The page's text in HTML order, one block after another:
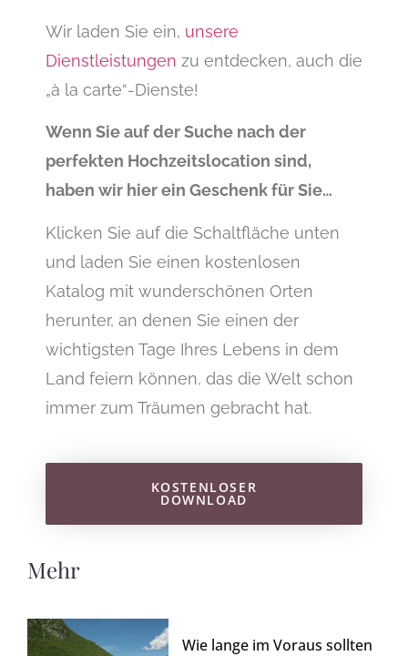
Wir laden Sie ein, unsere
Dienstleistungen zu entdecken, auch die
„à la carte“-Dienste!
Wenn Sie auf der Suche nach der
perfekten Hochzeitslocation sind,
haben wir hier ein Geschenk für Sie…
Klicken Sie auf die Schaltfläche unten
und laden Sie einen kostenlosen
Katalog mit wunderschönen Orten
herunter, an denen Sie einen der
wichtigsten Tage Ihres Lebens in dem
Land feiern können, das die Welt schon
immer zum Träumen gebracht hat.
KOSTENLOSER
DOWNLOAD
Mehr
Wie lange im Voraus sollten